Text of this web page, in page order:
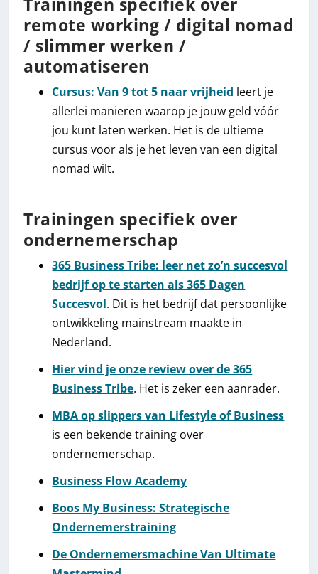
Trainingen specifiek over
remote working / digital nomad
/ slimmer werken /
automatiseren
Cursus: Van 9 tot 5 naar vrijheid leert je
allerlei manieren waarop je jouw geld vóór
jou kunt laten werken. Het is de ultieme
cursus voor als je het leven van een digital
nomad wilt.
Trainingen specifiek over
ondernemerschap
365 Business Tribe: leer net zo’n succesvol
bedrijf op te starten als 365 Dagen
Succesvol. Dit is het bedrijf dat persoonlijke
ontwikkeling mainstream maakte in
Nederland.
Hier vind je onze review over de 365
Business Tribe. Het is zeker een aanrader.
MBA op slippers van Lifestyle of Business
is een bekende training over
ondernemerschap.
Business Flow Academy
Boos My Business: Strategische
Ondernemerstraining
De Ondernemersmachine Van Ultimate